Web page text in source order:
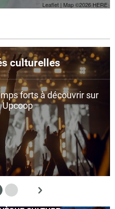
Leaflet | Map ©2026HERE
culturelles
forts à découvrir sur
Upcoop